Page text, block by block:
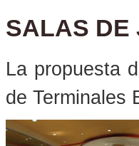
SALAS DE
La propuesta
de Terminales